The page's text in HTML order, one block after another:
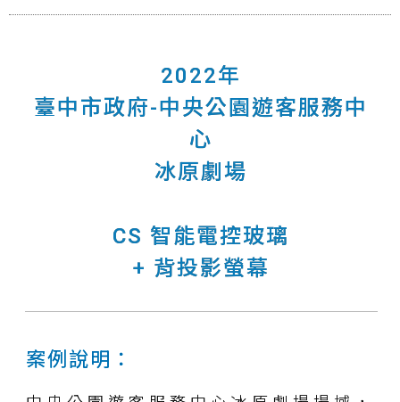
2022年
臺中市政府-中央公園遊客服務中
心
冰原劇場
CS 智能電控玻璃
+ 背投影螢幕
案例說明：